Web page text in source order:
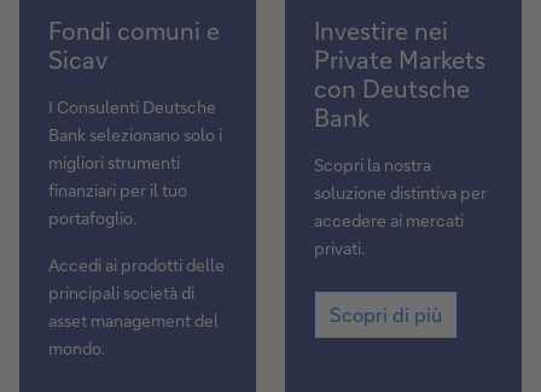
Fondi
comuni
e
Sicav
Fondi comuni e
Sicav
I Consulenti Deutsche
Bank selezionano solo i
migliori strumenti
finanziari per il tuo
portafoglio.
Accedi ai prodotti delle
principali società di
asset management del
mondo.
Scopri
di
più
Investire nei
Private Markets
con Deutsche
Bank
Scopri la nostra
soluzione distintiva per
accedere ai mercati
privati.
Scopri
di
più
Scopri di più